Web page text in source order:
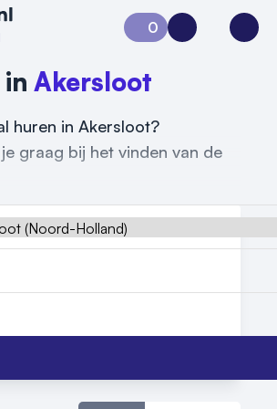
aan
0
Aanvraag 0Inloggen
Akersloot
huren in Akersloot?
graag bij het vinden van de